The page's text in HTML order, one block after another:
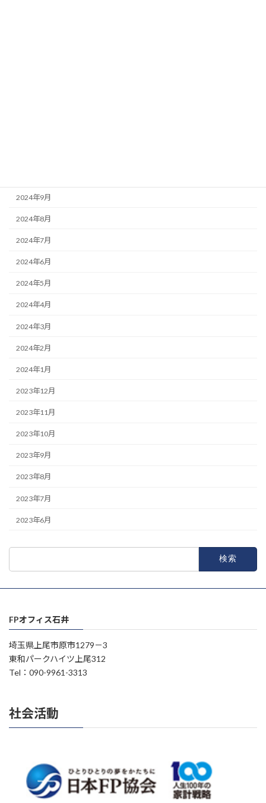
2024年9月
2024年8月
2024年7月
2024年6月
2024年5月
2024年4月
2024年3月
2024年2月
2024年1月
2023年12月
2023年11月
2023年10月
2023年9月
2023年8月
2023年7月
2023年6月
FPオフィス石井
埼玉県上尾市原市1279－3
東和パークハイツ上尾312
Tel：090-9961-3313
社会活動